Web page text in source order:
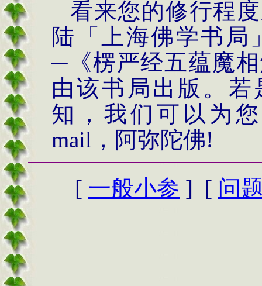
看来您的修行程
陆「上海佛学书局
─《楞严经五蕴魔
由该书局出版。
知，我们可以为
mail ，阿弥陀佛!
[ 一般小参 ] [ 问